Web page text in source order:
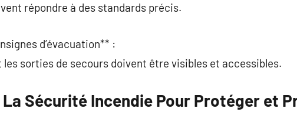
répondre à des standards précis.
d’évacuation** :
sorties de secours doivent être visibles et accessibles.
Sécurité Incendie Pour Protéger et